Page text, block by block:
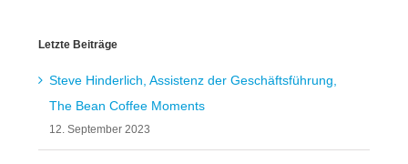
Letzte Beiträge
Steve Hinderlich, Assistenz der Geschäftsführung,
The Bean Coffee Moments
12. September 2023